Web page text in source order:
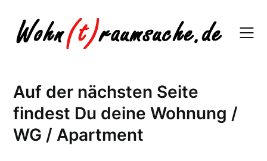
content
Auf der nächsten Seite
findest Du deine Wohnung /
WG / Apartment